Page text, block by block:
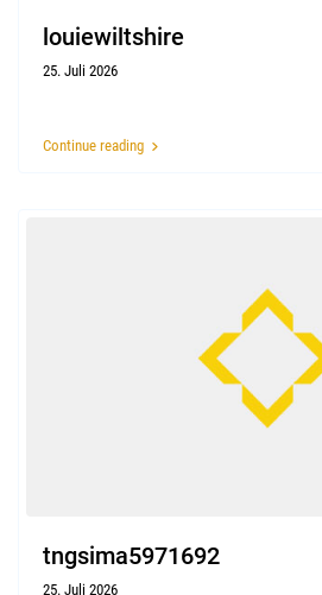
louiewiltshire
25. Juli 2026
Continue reading
tngsima5971692
25. Juli 2026